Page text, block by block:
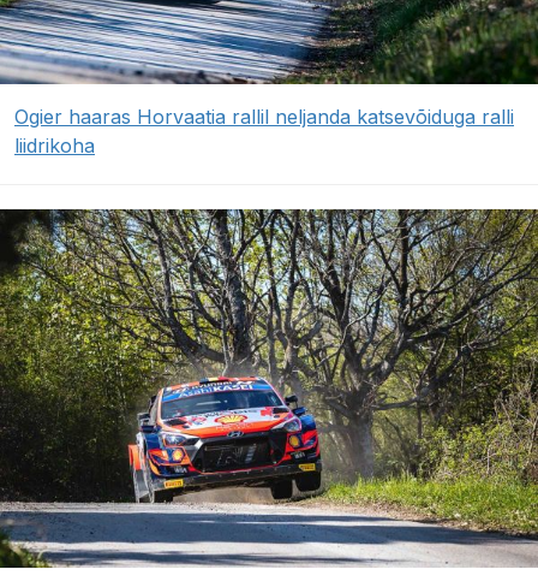
Ogier haaras Horvaatia rallil neljanda katsevõiduga ralli
liidrikoha